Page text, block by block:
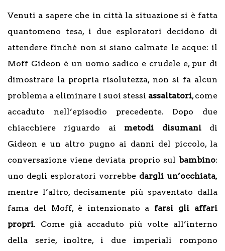
Venuti a sapere che in città la situazione si è fatta
quantomeno tesa, i due esploratori decidono di
attendere finché non si siano calmate le acque: il
Moff Gideon è un uomo sadico e crudele e, pur di
dimostrare la propria risolutezza, non si fa alcun
problema a eliminare i suoi stessi assaltatori, come
accaduto nell’episodio precedente. Dopo due
chiacchiere riguardo ai metodi disumanidi
Gideon e un altro pugno ai danni del piccolo, la
conversazione viene deviata proprio sul bambino:
uno degli esploratori vorrebbe dargli un’occhiata,
mentre l’altro, decisamente più spaventato dalla
fama del Moff, è intenzionato a farsi gli affari
propri. Come già accaduto più volte all’interno
della serie, inoltre, i due imperiali rompono